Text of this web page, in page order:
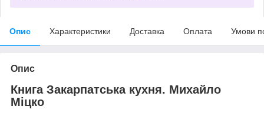
Опис Характеристики Доставка Оплата Умови
Опис
Книга Закарпатська кухня. Михайло
Міцко